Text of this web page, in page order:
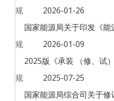
规
2026-01-26
规
2026-01-09
规
2025-07-25